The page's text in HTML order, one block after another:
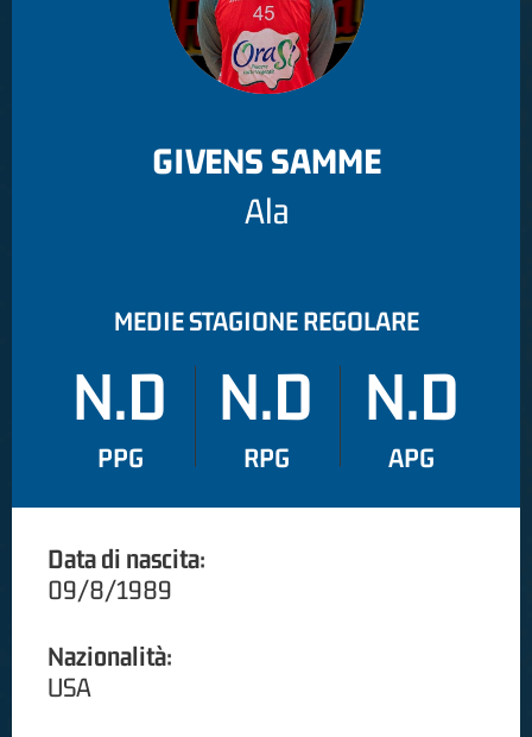
GIVENS SAMME
Ala
MEDIE STAGIONE REGOLARE
N.D
PPG
N.D
RPG
N.D
APG
Data di nascita:
09/8/1989
Nazionalità:
USA